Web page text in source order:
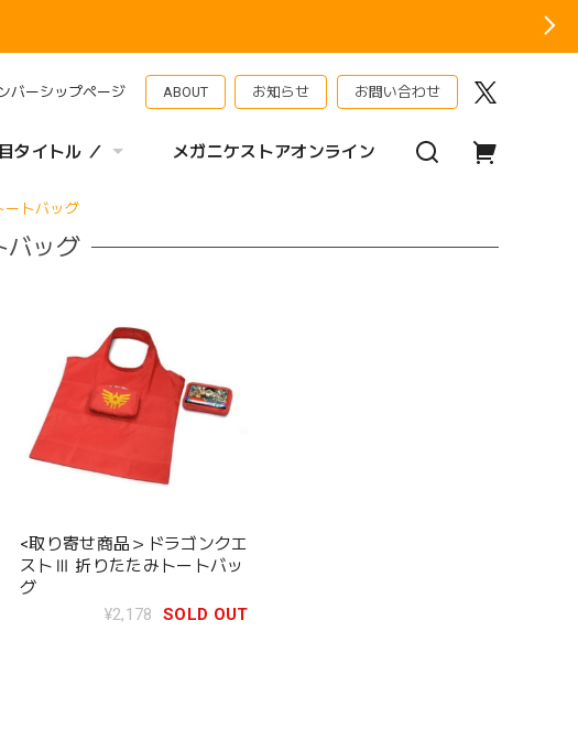
バーシップページ ABOUT お知らせ お問い合わせ
タイトル ／ メガニケストアオンライン
ートバッグ
バッグ
<取り寄せ商品＞ドラゴンクエ
ストⅢ 折りたたみトートバッ
グ
¥2,178
SOLD OUT